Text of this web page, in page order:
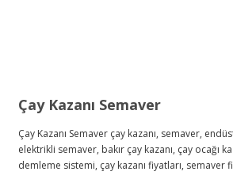
Çay Kazanı Semaver
Çay Kazanı Semaver çay kazanı, semaver,
elektrikli semaver, bakır çay kazanı, çay ocağı
demleme sistemi, çay kazanı fiyatları, semaver